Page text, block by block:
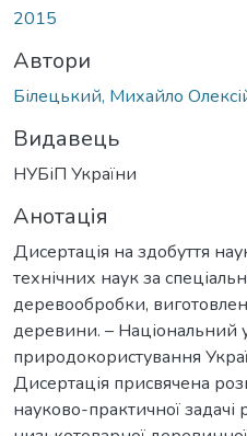
2015
Автори
Білецький, Михайло
Видавець
НУБіП України
Анотація
Дисертація на здобуття
технічних наук за
деревообробки,
деревини. – Національний
природокористування
Дисертація присвячена
науково-практичної